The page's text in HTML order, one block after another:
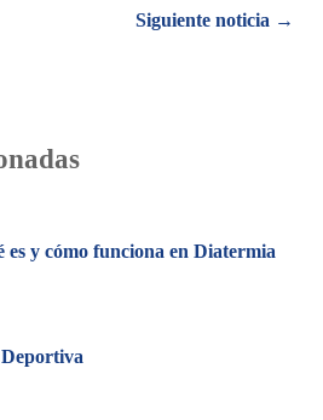
Siguiente noticia →
es y cómo funciona en Diatermia